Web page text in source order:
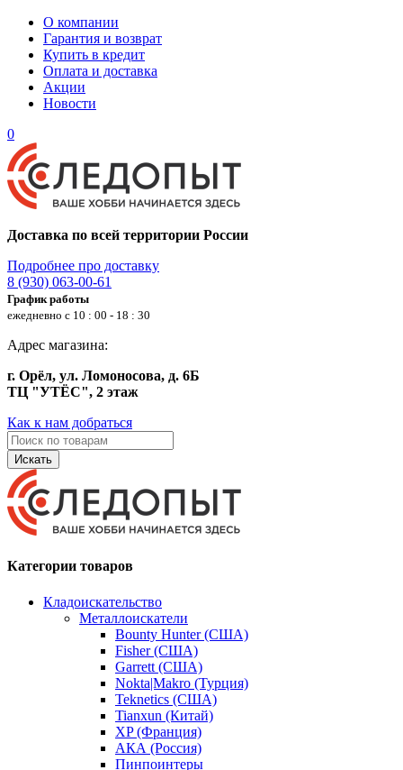
О компании
Гарантия и возврат
Купить в кредит
Оплата и доставка
Акции
Новости
0
Доставка по всей территории России
Подробнее про доставку
8 (930) 063-00-61
График работы
ежедневно с 10 : 00 - 18 : 30
Адрес магазина:
г. Орёл, ул. Ломоносова, д. 6Б
ТЦ "УТЁС", 2 этаж
Как к нам добраться
Искать
Категории товаров
Кладоискательство
Металлоискатели
Bounty Hunter (США)
Fisher (США)
Garrett (США)
Nokta|Makro (Турция)
Teknetics (США)
Tianxun (Китай)
XP (Франция)
АКА (Россия)
Пинпоинтеры